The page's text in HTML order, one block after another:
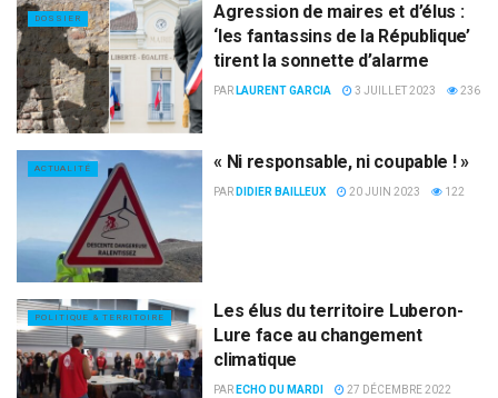
DOSSIER
Agression de maires et d’élus :
‘les fantassins de la République’
tirent la sonnette d’alarme
PAR LAURENT GARCIA 3 JUILLET 2023 236
ACTUALITÉ « Ni responsable, ni coupable ! »
PAR DIDIER BAILLEUX 20 JUIN 2023 122
POLITIQUE & TERRITOIRE
Les élus du territoire Luberon-
Lure face au changement
climatique
PAR ECHO DU MARDI
27 DÉCEMBRE 2022